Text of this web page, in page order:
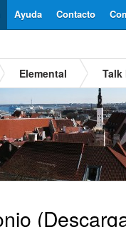
Contacto
Ayuda
Elemental Talk